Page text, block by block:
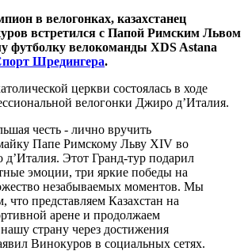
в велогонках, казахстанец
встретился с Папой Римским Львом
футболку велокоманды XDS Astana
Шредингера.
церкви состоялась в ходе
велогонки Джиро д’Италия.
честь - лично вручить
Папе Римскому Льву XIV во
Этот Гранд-тур подарил
эмоции, три яркие победы на
незабываемых моментов. Мы
что представляем Казахстан на
арене и продолжаем
страну через достижения
Винокуров в социальных сетях.